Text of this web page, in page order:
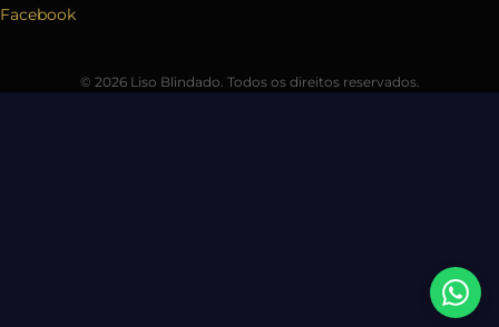
Facebook
© 2026 Liso Blindado. Todos os direitos reservados.